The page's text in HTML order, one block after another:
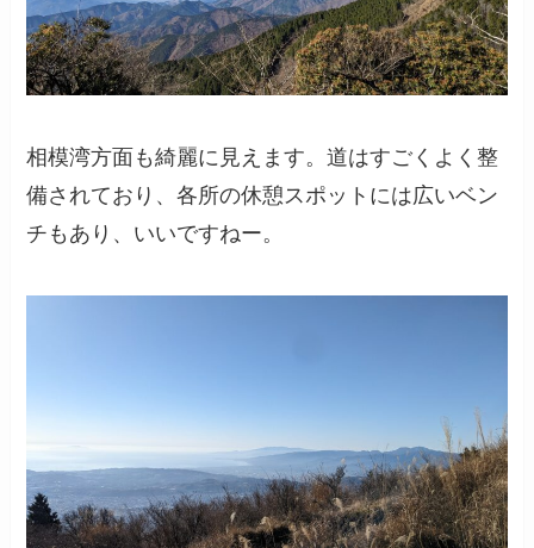
相模湾方面も綺麗に見えます。道はすごくよく整
備されており、各所の休憩スポットには広いベン
チもあり、いいですねー。